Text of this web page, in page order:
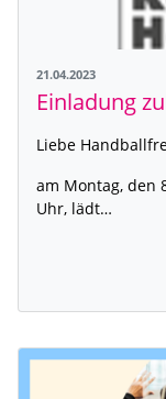
21.04.2023
Liebe
am Montag, den
Uhr, lädt…